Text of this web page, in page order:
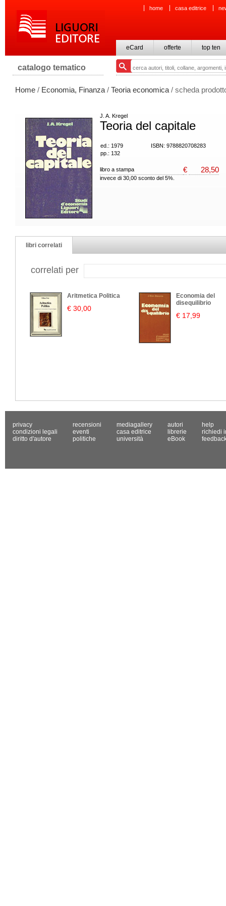
home casa editrice
eCard offerte top ten
catalogo tematico
Home / Economia, Finanza / Teoria economica / scheda
J. A. Kregel
Teoria del capitale
ed.: 1979
ISBN: 9788820708283
pp.: 132
libro a stampa € 28,50
invece di 30,00 sconto del 5%.
libri correlati
correlati per
Aritmetica Politica
€ 30,00
Economia del
disequilibrio
€ 17,99
privacy
condizioni legali
diritto d'autore
recensioni
eventi
politiche
mediagallery
casa editrice
università
autori
librerie
eBook
help
richiedi